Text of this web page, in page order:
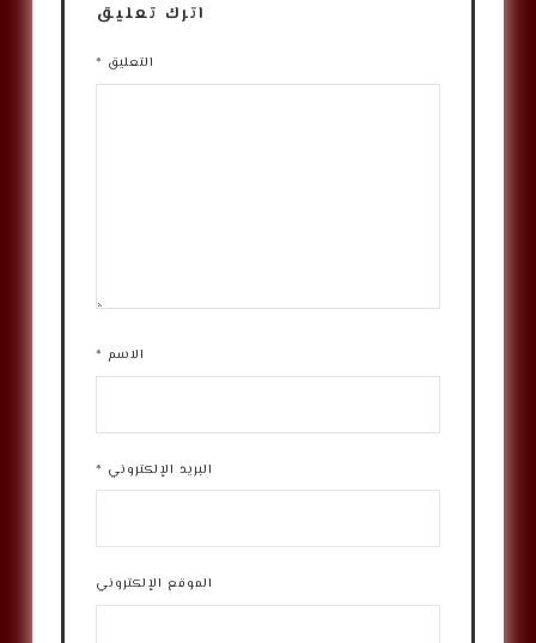
اترك تعليق
التعليق *
الاسم *
البريد الإلكتروني *
الموقع الإلكتروني